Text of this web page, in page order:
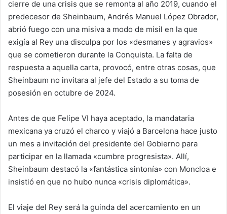
cierre de una crisis que se remonta al año 2019, cuando el
predecesor de Sheinbaum, Andrés Manuel López Obrador,
abrió fuego con una misiva a modo de misil en la que
exigía al Rey una disculpa por los «desmanes y agravios»
que se cometieron durante la Conquista. La falta de
respuesta a aquella carta, provocó, entre otras cosas, que
Sheinbaum no invitara al jefe del Estado a su toma de
posesión en octubre de 2024.
Antes de que Felipe VI haya aceptado, la mandataria
mexicana ya cruzó el charco y viajó a Barcelona hace justo
un mes a invitación del presidente del Gobierno para
participar en la llamada «cumbre progresista». Allí,
Sheinbaum destacó la «fantástica sintonía» con Moncloa e
insistió en que no hubo nunca «crisis diplomática».
El viaje del Rey será la guinda del acercamiento en un